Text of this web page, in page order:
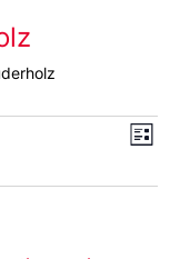
Liste